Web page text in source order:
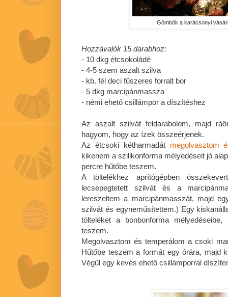
Gömbök a karácsonyi
Hozzávalók 15 darabhoz:
- 10 dkg étcsokoládé
- 4-5 szem aszalt szilva
- kb. fél deci fűszeres forralt bor
- 5 dkg marcipánmassza
- némi ehető csillámpor a díszítéshez
Az aszalt szilvát feldarabolom, majd
hagyom, hogy az ízek összeérjenek.
Az étcsoki kétharmadát megolvasztom
kikenem a szilikonforma mélyedéseit jó
percre hűtőbe teszem.
A töltelékhez aprítógépben
lecsepegtetett szilvát és a
lereszeltem a marcipánmasszát, majd
szilvát és egyneműsítettem.) Egy
tölteléket a bonbonforma
teszem.
Megolvasztom és temperálom a csoki
Hűtőbe teszem a formát egy órára, majd
Végül egy kevés ehető csillámporral